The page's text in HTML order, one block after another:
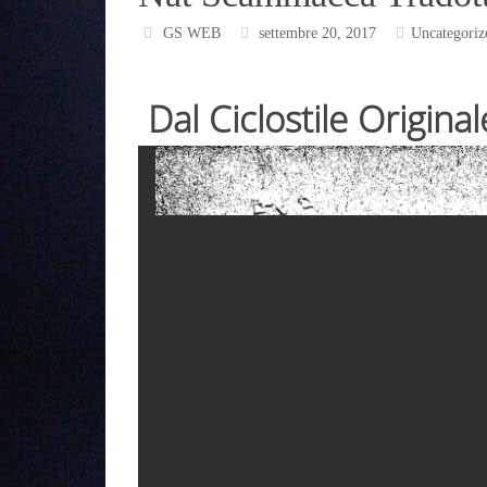
GS WEB settembre 20, 2017
Dal Ciclostile